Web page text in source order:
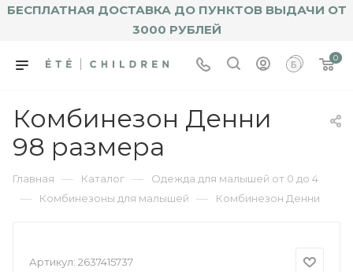
БЕСПЛАТНАЯ ДОСТАВКА ДО ПУНКТОВ ВЫДАЧИ ОТ
3000 РУБЛЕЙ
0
Комбинезон Денни
98 размера
Главная — Каталог — Одежда для малышей от 0 до 4
— Комбинезоны для малышей — Комбинезон Денни
Артикул: 2637415737